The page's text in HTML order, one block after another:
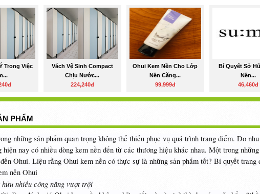
Trong Việc
Vách Vệ Sinh Compact
Chịu Nước...
224,240đ
Ohui Kem Nền Cho Lớp
Nền Căng...
99,999đ
Bí Quyết Sở
Nền...
46,460đ
PHẨM
những sản phẩm quan trọng không thể thiếu phục vụ quá trình trang điểm. Do
nay có nhiều dòng kem nền đến từ các thương hiệu khác nhau. Một trong
Ohui. Liệu rằng Ohui kem nền có thực sự là những sản phẩm tốt? Bí quyết trang
nền Ohui
nhiều công năng vượt trội